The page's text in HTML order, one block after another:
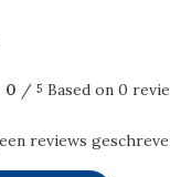
0 / 5 Based on 0
reviews